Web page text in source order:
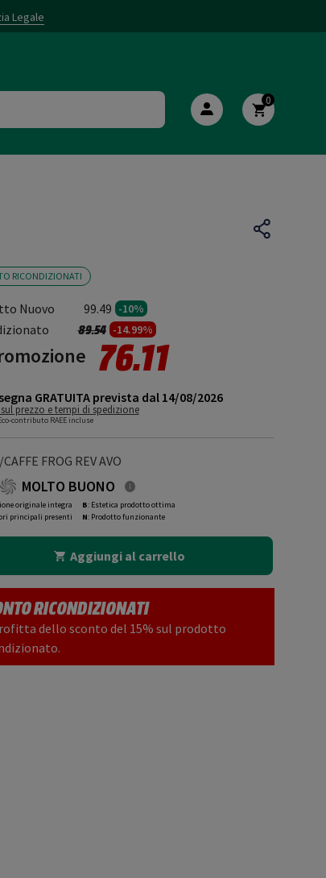
Legale
0
RICONDIZIONATI
Nuovo 99.49 -10%
Prezzo ridotto da
89.54a-14.99%
76.11
GRATUITA prevista dal 14/08/2026
prezzo e tempi di spedizione
contributo RAEE incluse
FROG REV AVO
MOLTO BUONO
originale integra
principali presenti
B: Estetica prodotto ottima
N: Prodotto funzionante
Aggiungi al carrello
RICONDIZIONATI
dello sconto del 15% sul prodotto